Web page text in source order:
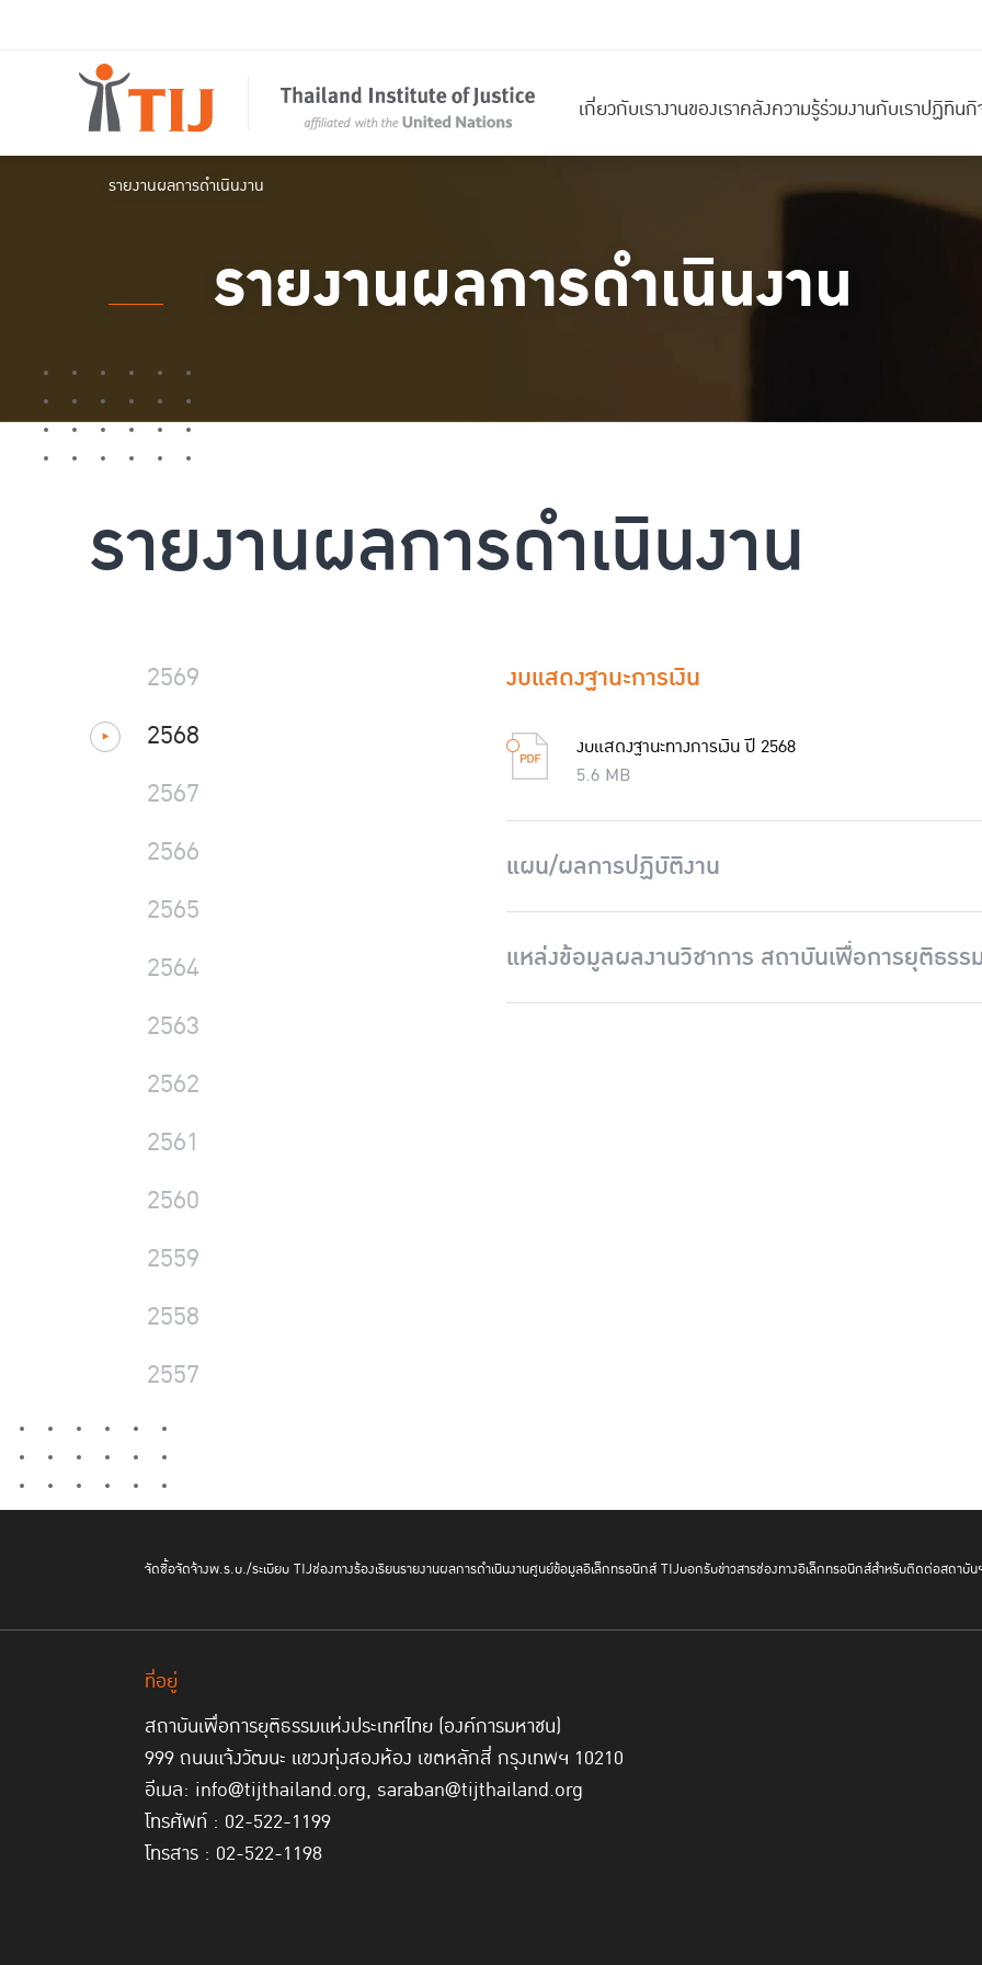
เกี่ยวกับเรางานของเราคลังความรู้ร่วมงานกับเราปฏิทินกิ
รายงานผลการดำเนินงาน
รายงานผลการดำเนินงาน
รายงานผลการดำเนินงาน
2569
2568
2567
2566
2565
2564
2563
2562
2561
2560
2559
2558
2557
งบแสดงฐานะการเงิน
งบแสดงฐานะทางการเงิน ปี 2568
5.6 MB
แผน/ผลการปฏิบัติงาน
แหล่งข้อมูลผลงานวิชาการ สถาบันเพื่อการยุติธรร
จัดซื้อจัดจ้างพ.ร.บ./ระเบียบ TIJช่องทางร้องเรียนรายงานผลการดำเนินงานศูนย์ข้อมูลอิเล็กทรอนิกส์ TIJบอกรับข่าวสารช่องทางอิเล็กทรอนิกส์สำหรับติดต่อสถาบัน
ที่อยู่
สถาบันเพื่อการยุติธรรมแห่งประเทศไทย (องค์การมหาชน)
999 ถนนแจ้งวัฒนะ แขวงทุ่งสองห้อง เขตหลักสี่ กรุงเทพฯ 10210
อีเมล: info@tijthailand.org, saraban@tijthailand.org
โทรศัพท์ : 02-522-1199
โทรสาร : 02-522-1198